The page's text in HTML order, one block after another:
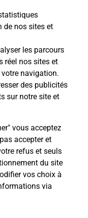
de nos sites et
les parcours
réel nos sites et
navigation.
des publicités
sur notre site et
vous acceptez
accepter et
refus et seuls
du site
vos choix à
via
bateau à St
l'offre